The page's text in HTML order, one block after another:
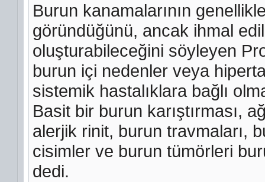
Burun kanamalarının
göründüğünü, ancak ihmal
oluşturabileceğini söyleyen
burun içi nedenler veya
sistemik hastalıklara bağlı
Basit bir burun karıştırması,
alerjik rinit, burun travmaları,
cisimler ve burun tümörleri
dedi.